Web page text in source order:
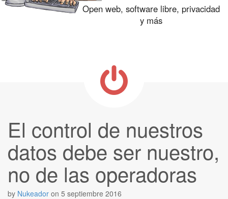
Open web, software libre, privacidad
y más
El control de nuestros
datos debe ser nuestro,
no de las operadoras
by Nukeador on 5 septiembre 2016